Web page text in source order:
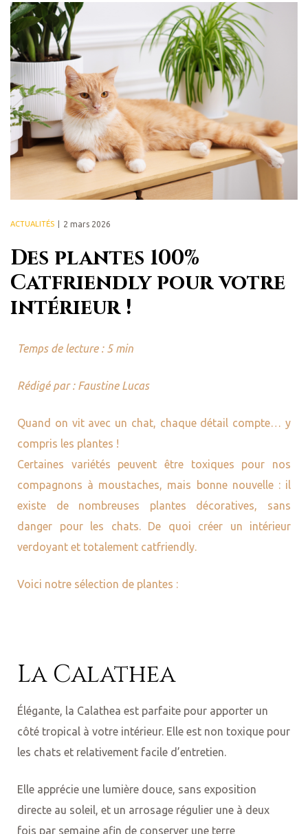
Des plantes 100%
Catfriendly pour votre
intérieur !
ACTUALITÉS 2 mars 2026
Temps de lecture : 5 min
Rédigé par : Faustine Lucas
Quand on vit avec un chat, chaque détail compte… y
compris les plantes !
Certaines variétés peuvent être toxiques pour nos
compagnons à moustaches, mais bonne nouvelle : il
existe de nombreuses plantes décoratives, sans
danger pour les chats. De quoi créer un intérieur
verdoyant et totalement catfriendly.
Voici notre sélection de plantes :
La Calathea
Élégante, la Calathea est parfaite pour apporter un
côté tropical à votre intérieur. Elle est non toxique pour
les chats et relativement facile d’entretien.
Elle apprécie une lumière douce, sans exposition
directe au soleil, et un arrosage régulier une à deux
fois par semaine afin de conserver une terre